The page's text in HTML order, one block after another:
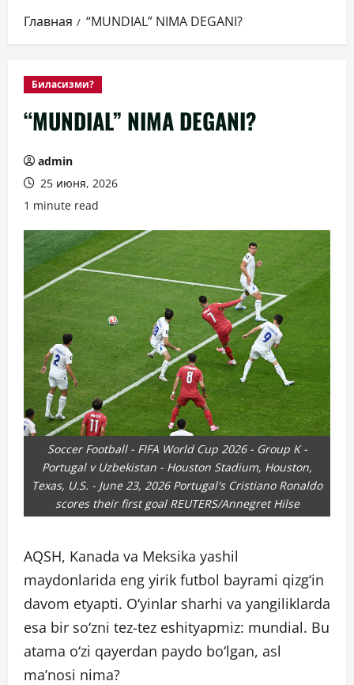
Главная “MUNDIAL” NIMA DEGANI?
Биласизми?
“MUNDIAL” NIMA DEGANI?
admin
25 июня, 2026
1 minute read
Soccer Football - FIFA World Cup 2026 - Group K -
Portugal v Uzbekistan - Houston Stadium, Houston,
Texas, U.S. - June 23, 2026 Portugal's Cristiano Ronaldo
scores their first goal REUTERS/Annegret Hilse
AQSH, Kanada va Meksika yashil
maydonlarida eng yirik futbol bayrami qizgʻin
davom etyapti. Oʻyinlar sharhi va yangiliklarda
esa bir soʻzni tez-tez eshityapmiz: mundial. Bu
atama oʻzi qayerdan paydo boʻlgan, asl
maʼnosi nima?